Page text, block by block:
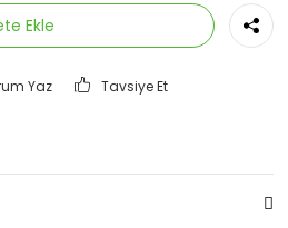
Ekle
Yaz Tavsiye Et